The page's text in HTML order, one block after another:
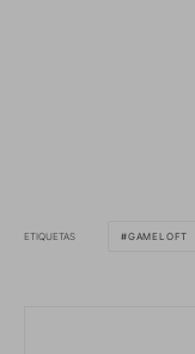
ETIQUETAS GAMELOFT